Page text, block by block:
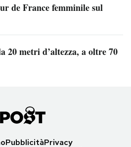
de France femminile sul
20 metri d’altezza, a oltre 70
PubblicitàPrivacy